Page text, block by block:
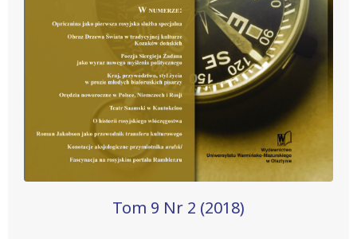
Tom 9 Nr 2 (2018)